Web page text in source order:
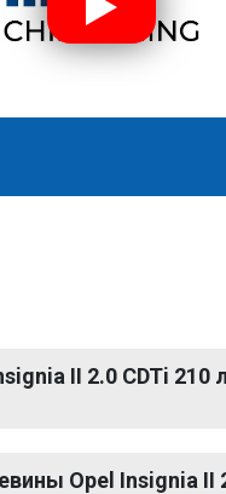
II 2.0 CDTi 210
Opel Insignia II